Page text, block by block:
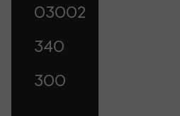
03002
340
300